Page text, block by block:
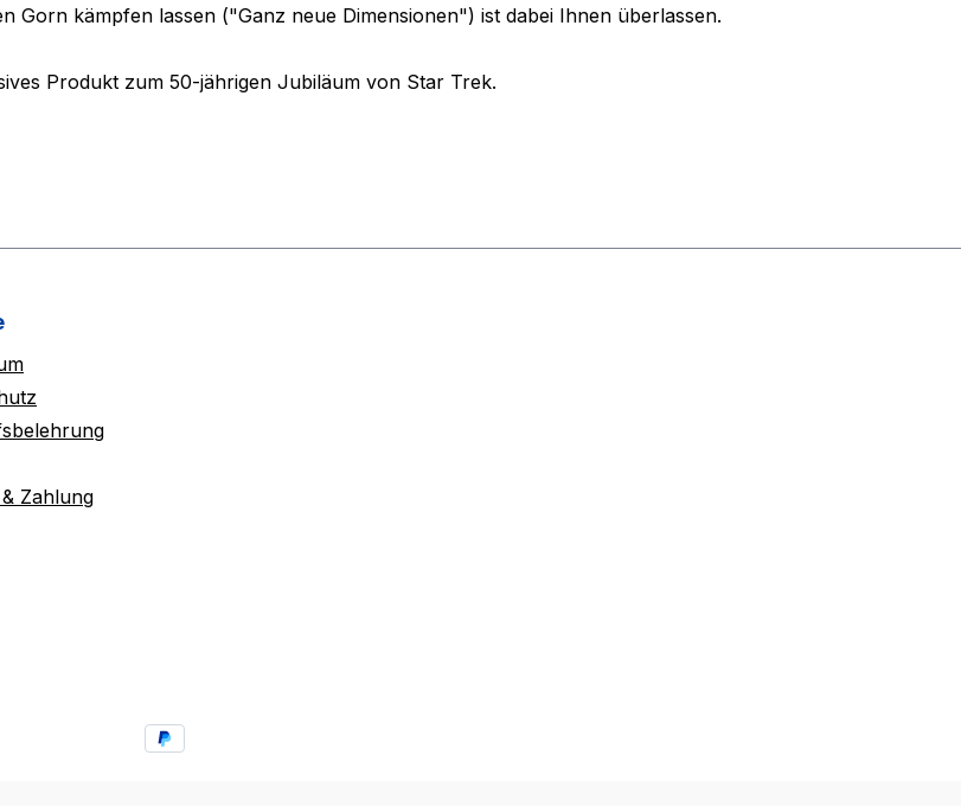
Gorn kämpfen lassen ("Ganz neue Dimensionen") ist dabei Ihnen überlassen.
Produkt zum 50-jährigen Jubiläum von Star Trek.
Zahlung